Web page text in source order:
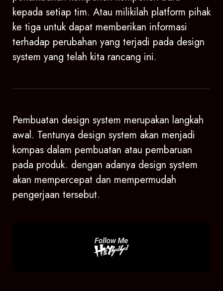
kepada setiap tim. Atau milikilah platform pihak
ke tiga untuk dapat memberikan informasi
terhadap perubahan yang terjadi pada design
system yang telah kita rancang ini.
Pembuatan design system merupakan langkah
awal. Tentunya design system akan menjadi
kompas dalam pembuatan atau pembaruan
pada produk. dengan adanya design system
akan mempercepat dan mempermudah
pengerjaan tersebut.